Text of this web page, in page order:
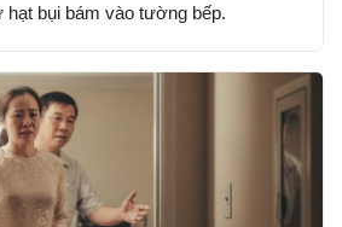
hạt bụi bám vào tường bếp.